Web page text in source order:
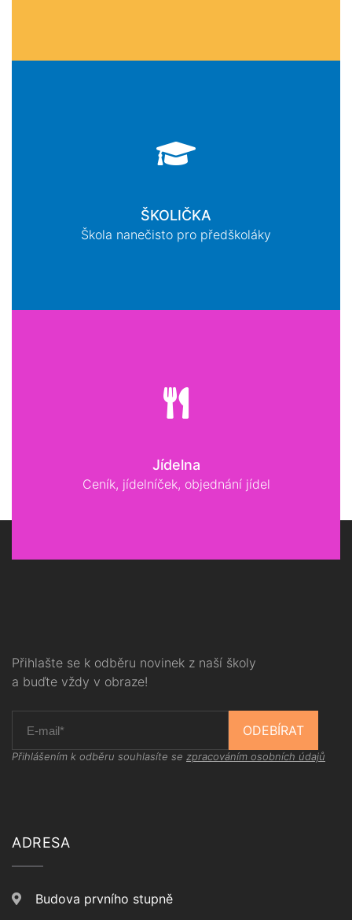
ŠKOLIČKA
Škola nanečisto pro předškoláky
Jídelna
Ceník, jídelníček, objednání jídel
Přihlašte se k odběru novinek z naší školy
a buďte vždy v obraze!
ODEBÍRAT
Přihlášením k odběru souhlasíte se zpracováním osobních údajů
ADRESA
Budova prvního stupně